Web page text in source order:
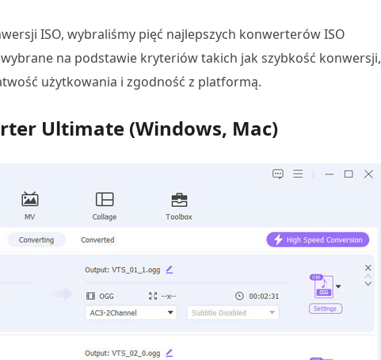
ISO, wybraliśmy pięć najlepszych konwerterów ISO
na podstawie kryteriów takich jak szybkość konwersji,
użytkowania i zgodność z platformą.
Ultimate (Windows, Mac)